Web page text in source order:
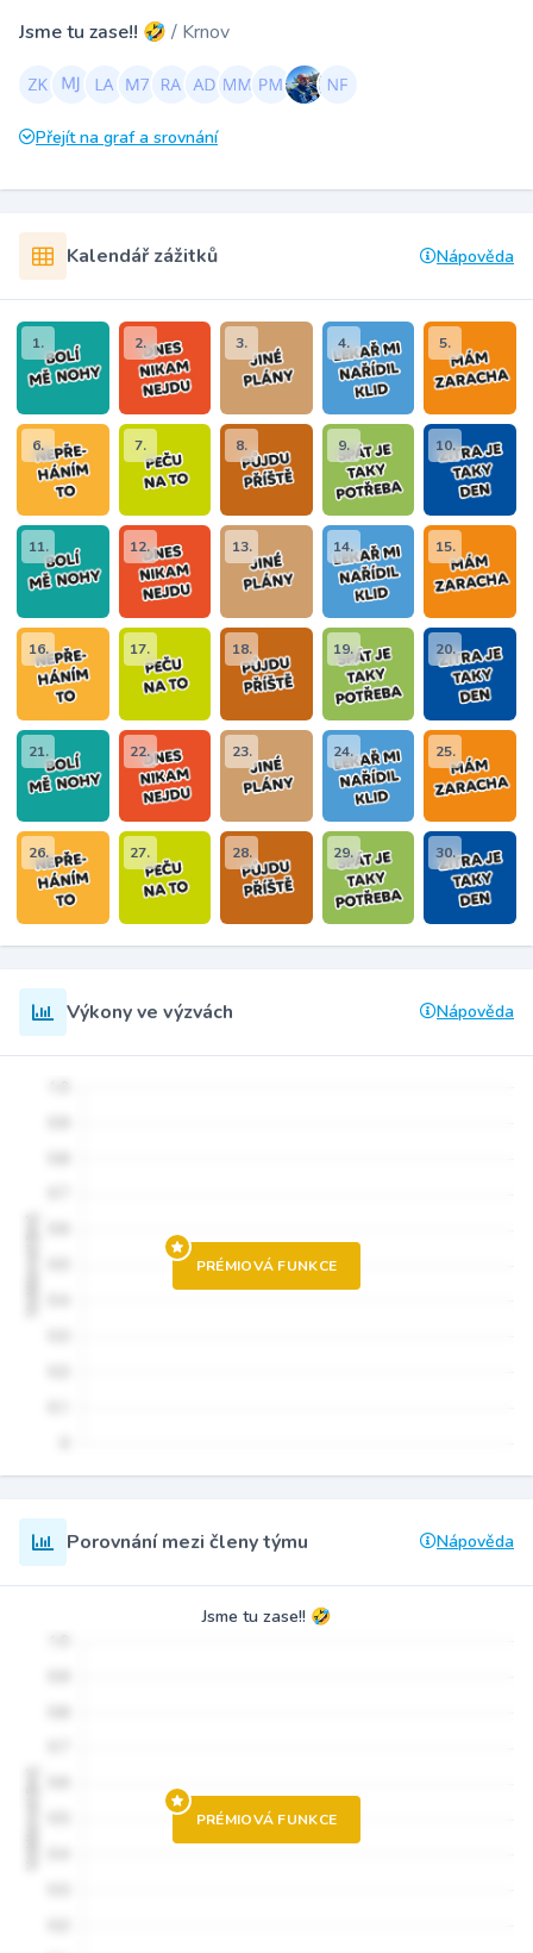
Jsme tu zase!! 🤣 / Krnov
Přejít na graf a srovnání
Kalendář zážitků Nápověda
1. 2. 3. 4. 5.
6. 7. 8. 9. 10.
11. 12. 13. 14. 15.
16. 17. 18. 19. 20.
21. 22. 23. 24. 25.
26. 27. 28. 29. 30.
Výkony ve výzvách Nápověda
PRÉMIOVÁ FUNKCE
Porovnání mezi členy týmu Nápověda
Jsme tu zase!! 🤣
PRÉMIOVÁ FUNKCE